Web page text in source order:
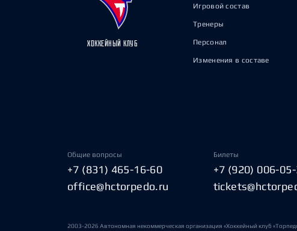
ХОККЕЙНЫЙ КЛУБ
Игровой состав
Тренеры
Персонал
Изменения в составе
Общие вопросы
+7 (831) 465-16-60
office@hctorpedo.ru
Билеты
+7 (920) 006-
2003-2026 Автономная некоммерческая организация «Хоккейный клуб